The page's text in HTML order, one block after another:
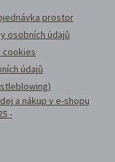
prostor
osobních údajů
cookies
údajů
a nákup v e-shopu
-